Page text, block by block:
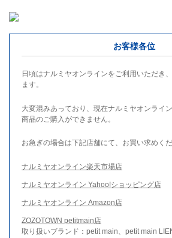
お客様各位
日頃はナルミヤオンラインをご利用いただき
ます。
大変混みあっており、現在ナルミヤオンライ
商品のご購入ができません。
お急ぎの場合は下記店舗にて、お買い求めくだ
ナルミヤオンライン楽天市場店
ナルミヤオンライン Yahoo!ショッピング店
ナルミヤオンライン Amazon店
ZOZOTOWN petitmain店
取り扱いブランド：petit main、petit main